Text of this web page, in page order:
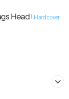
Head [ Hardcover